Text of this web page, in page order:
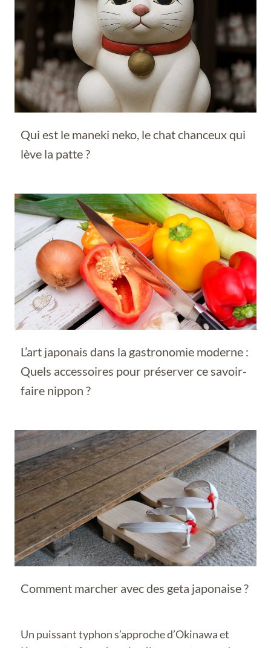
Qui est le maneki neko, le chat chanceux qui
lève la patte ?
L’art japonais dans la gastronomie moderne :
Quels accessoires pour préserver ce savoir-
faire nippon ?
Comment marcher avec des geta japonaise ?
Un puissant typhon s’approche d’Okinawa et